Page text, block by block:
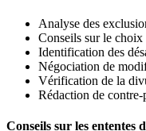
Analyse des
Conseils sur le
Identification des
Négociation de
Vérification de la
Rédaction de
Conseils sur les ententes